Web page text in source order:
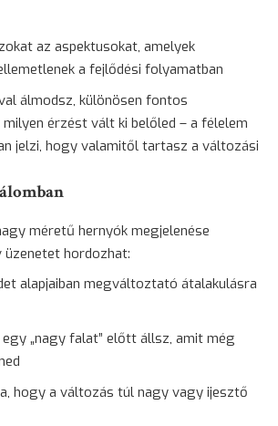
az aspektusokat, amelyek
a fejlődési folyamatban
álmodsz, különösen fontos
érzést vált ki belőled – a félelem
jelzi, hogy valamitől tartasz a változási
méretű hernyók megjelenése
üzenetet hordozhat:
alapjaiban megváltoztató átalakulásra
„nagy falat” előtt állsz, amit még
hogy a változás túl nagy vagy ijesztő